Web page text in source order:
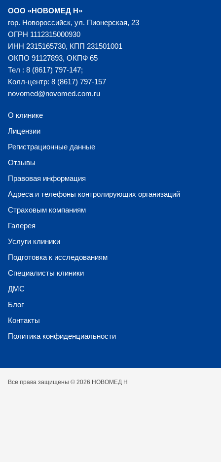
ООО «НОВОМЕД Н»
гор. Новороссийск, ул. Пионерская, 23
ОГРН 1112315000930
ИНН 2315165730, КПП 231501001
ОКПО 91127893, ОКПФ 65
Тел : 8 (8617) 797-147;
Колл-центр: 8 (8617) 797-157
novomed@novomed.com.ru
О клинике
Лицензии
Регистрационные данные
Отзывы
Правовая информация
Адреса и телефоны контролирующих организаций
Страховым компаниям
Галерея
Услуги клиники
Подготовка к исследованиям
Специалисты клиники
ДМС
Блог
Контакты
Политика конфиденциальности
Все права защищены © 2026 НОВОМЕД Н